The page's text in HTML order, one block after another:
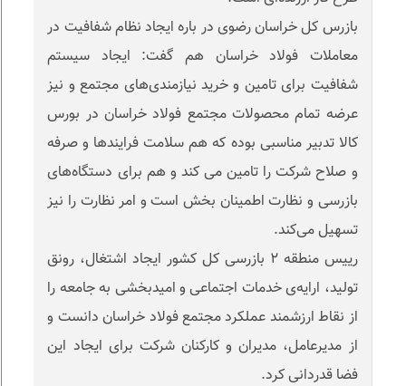
بازرس کل خراسان رضوی در باره ایجاد نظام شفافیت در
معاملات فولاد خراسان هم گفت: ایجاد سیستم
شفافیت برای تامین و خرید نیازمندی‌های مجتمع و نیز
عرضه تمام محصولات مجتمع فولاد خراسان در بورس
کالا تدبیر مناسبی بوده که هم سلامت فرایندها و صرفه
و صلاح شرکت را تامین می کند و هم برای دستگاه‌های
بازرسی و نظارت اطمینان بخش است و امر نظارت را نیز
تسهیل می‌کند.
رییس منطقه ٢ بازرسی کل کشور ایجاد اشتغال، رونق
تولید، ارایه‌ی خدمات اجتماعی و امیدبخشی به جامعه را
از نقاط ارزشمند عملکرد مجتمع فولاد خراسان دانست و
از مدیرعامل، مدیران و کارکنان شرکت برای ایجاد این
فضا قدردانی کرد.